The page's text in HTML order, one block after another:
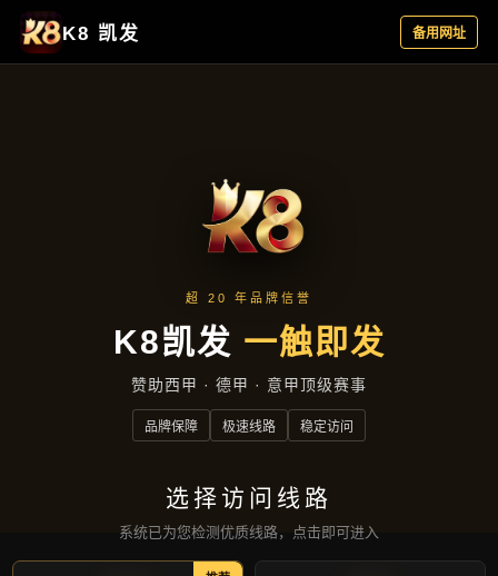
品牌故事
首页 品牌故事